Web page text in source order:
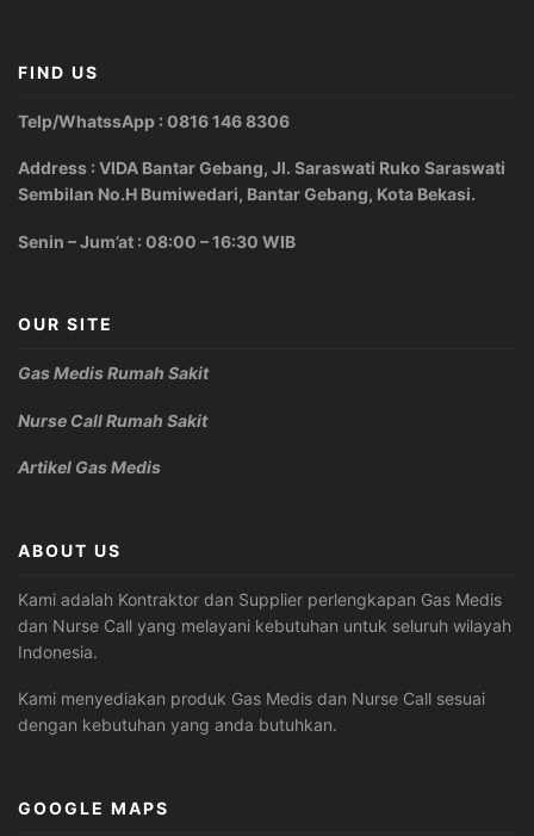
FIND US
Telp/WhatssApp : 0816 146 8306
Address : VIDA Bantar Gebang, Jl. Saraswati Ruko Saraswati
Sembilan No.H Bumiwedari, Bantar Gebang, Kota Bekasi.
Senin – Jum’at : 08:00 – 16:30 WIB
OUR SITE
Gas Medis Rumah Sakit
Nurse Call Rumah Sakit
Artikel Gas Medis
ABOUT US
Kami adalah Kontraktor dan Supplier perlengkapan Gas Medis
dan Nurse Call yang melayani kebutuhan untuk seluruh wilayah
Indonesia.
Kami menyediakan produk Gas Medis dan Nurse Call sesuai
dengan kebutuhan yang anda butuhkan.
GOOGLE MAPS